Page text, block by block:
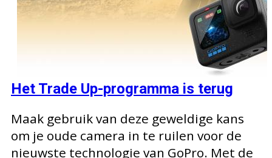
Het Trade Up-programma is terug
Maak gebruik van deze geweldige kans
om je oude camera in te ruilen voor de
nieuwste technologie van GoPro. Met de